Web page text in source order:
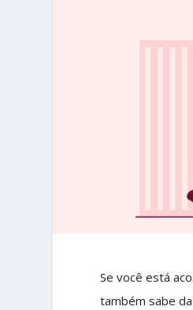
Se você está
também sabe